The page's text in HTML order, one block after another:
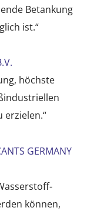
Betankung
ist.“
höchste
erzielen.“
GERMANY
können,